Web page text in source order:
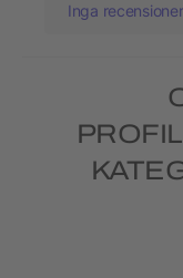
Inga